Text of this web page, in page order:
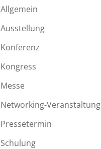
Allgemein
Ausstellung
Konferenz
Kongress
Messe
Networking-Veranstaltung
Pressetermin
Schulung